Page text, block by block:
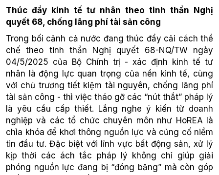
Thúc đẩy kinh tế tư nhân theo tinh thần Nghị
quyết 68, chống lãng phí tài sản công
Trong bối cảnh cả nước đang thúc đẩy cải cách thể
chế theo tinh thần Nghị quyết 68-NQ/TW ngày
04/5/2025 của Bộ Chính trị - xác định kinh tế tư
nhân là động lực quan trọng của nền kinh tế, cùng
với chủ trương tiết kiệm tài nguyên, chống lãng phí
tài sản công - thì việc tháo gỡ các “nút thắt” pháp lý
là yêu cầu cấp thiết. Lắng nghe ý kiến từ doanh
nghiệp và các tổ chức chuyên môn như HoREA là
chìa khóa để khơi thông nguồn lực và củng cố niềm
tin đầu tư. Đặc biệt với lĩnh vực bất động sản, xử lý
kịp thời các ách tắc pháp lý không chỉ giúp giải
phóng nguồn lực đang bị “đóng băng” mà còn góp